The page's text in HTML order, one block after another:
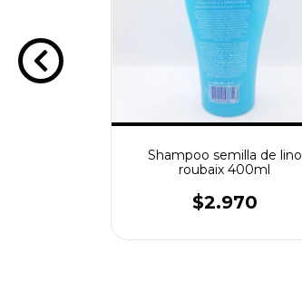
Shampoo semilla de lino
roubaix 400ml
$2.970